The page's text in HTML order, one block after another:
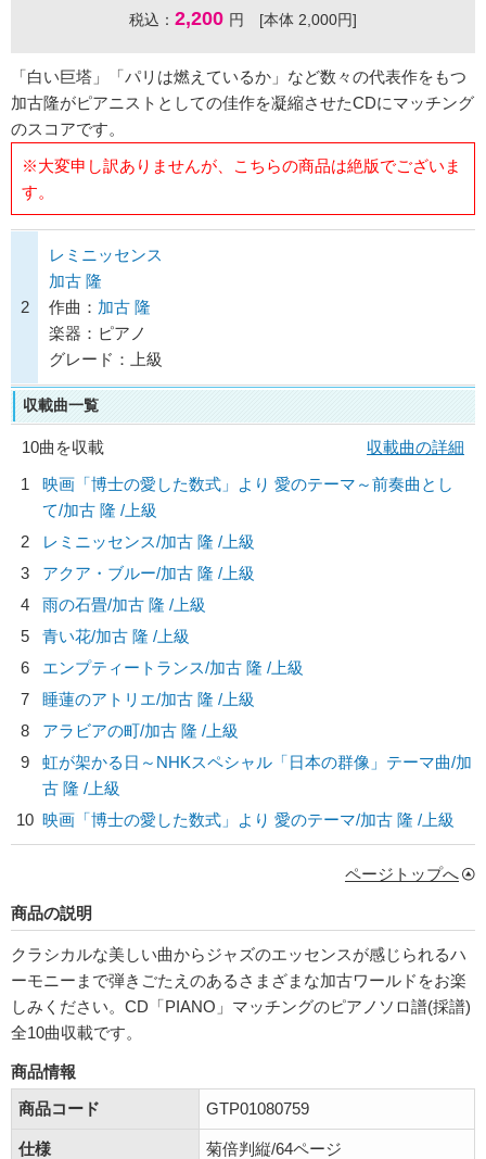
税込： 2,200 円 [本体 2,000円]
「白い巨塔」「パリは燃えているか」など数々の代表作をもつ
加古隆がピアニストとしての佳作を凝縮させたCDにマッチング
のスコアです。
※大変申し訳ありませんが、こちらの商品は絶版でございま
す。
2
レミニッセンス
加古 隆
作曲： 加古 隆
楽器：ピアノ
グレード：上級
収載曲一覧
10曲を収載
収載曲の詳細
1
映画「博士の愛した数式」より 愛のテーマ～前奏曲とし
て/加古 隆 /上級
2
レミニッセンス/加古 隆 /上級
3
アクア・ブルー/加古 隆 /上級
4
雨の石畳/加古 隆 /上級
5
青い花/加古 隆 /上級
6
エンプティートランス/加古 隆 /上級
7
睡蓮のアトリエ/加古 隆 /上級
8
アラビアの町/加古 隆 /上級
9
虹が架かる日～NHKスペシャル「日本の群像」テーマ曲/加
古 隆 /上級
10 映画「博士の愛した数式」より 愛のテーマ/加古 隆 /上級
ページトップへ
商品の説明
クラシカルな美しい曲からジャズのエッセンスが感じられるハ
ーモニーまで弾きごたえのあるさまざまな加古ワールドをお楽
しみください。CD「PIANO」マッチングのピアノソロ譜(採譜)
全10曲収載です。
商品情報
商品コード
GTP01080759
仕様 菊倍判縦/64ページ